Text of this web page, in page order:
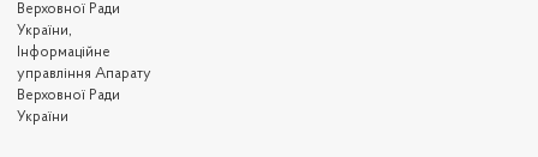
Верховної Ради
України,
Інформаційне
управління Апарату
Верховної Ради
України